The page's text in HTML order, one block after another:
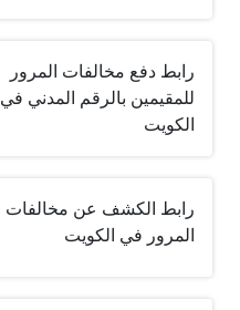
رابط دفع مخالفات المرور
للمقيمين بالرقم المدني في
الكويت
رابط الكشف عن مخالفات
المرور في الكويت